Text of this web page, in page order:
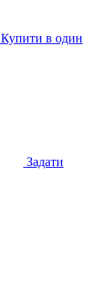
Купити в один
Задати